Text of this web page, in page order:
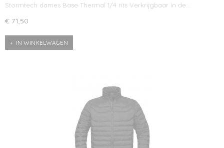
Stormtech dames Base Thermal 1/4 rits Verkrijgbaar in de…
€ 71,50
IN WINKELWAGEN